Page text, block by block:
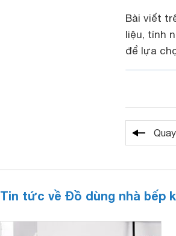
Bài viết
liệu, tính
để lựa
Tin tức về Đồ dùng nhà bếp